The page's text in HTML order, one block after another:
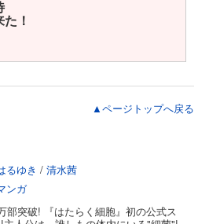
！
▲ページトップへ戻る
るゆき / 清水茜
ンガ
部突破! 『はたらく細胞』初の公式ス